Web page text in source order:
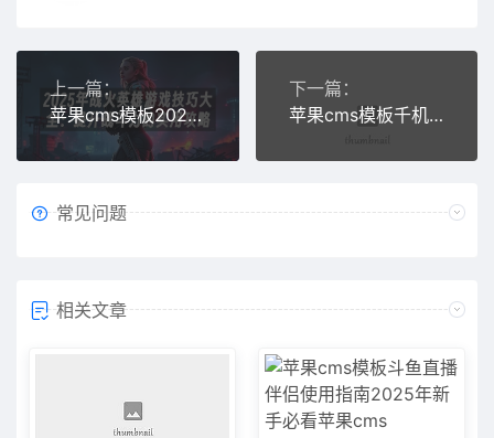
上一篇：
苹果cms模板2025年战火英雄游戏技巧大全：提升战斗力的实用攻略苹果cms
下一篇：
苹果cms模板千机变技术解析：2025年最前沿的人工智能应用与发展趋势苹果cms
常见问题
相关文章